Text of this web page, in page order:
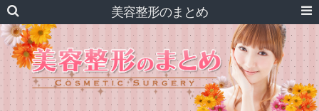
美容整形のまとめ